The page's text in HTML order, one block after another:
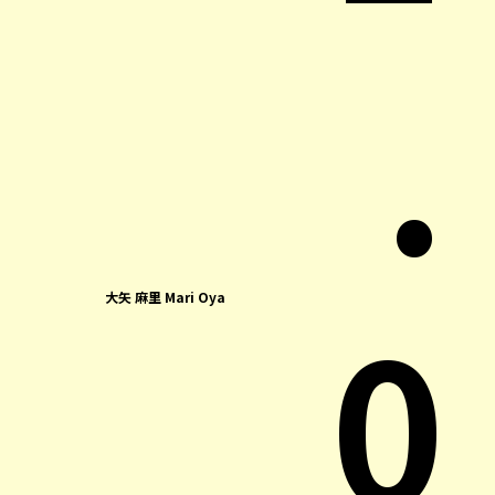
大矢 麻里 Mari Oya
.
0